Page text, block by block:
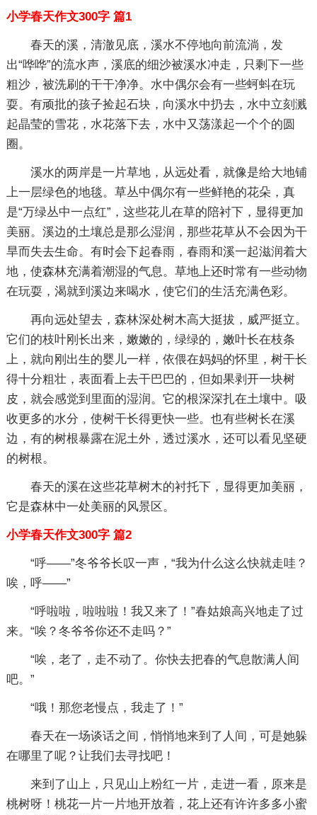
小学春天作文300字 篇1
春天的溪，清澈见底，溪水不停地向前流淌，发
出“哗哗”的流水声，溪底的细沙被溪水冲走，只剩下一些
粗沙，被洗刷的干干净净。水中偶尔会有一些蚵蚪在玩
耍。有顽批的孩子捡起石块，向溪水中扔去，水中立刻溅
起晶莹的雪花，水花落下去，水中又荡漾起一个个的圆
圈。
溪水的两岸是一片草地，从远处看，就像是给大地铺
上一层绿色的地毯。草丛中偶尔有一些鲜艳的花朵，真
是“万绿丛中一点红”，这些花儿在草的陪衬下，显得更加
美丽。溪边的土壤总是那么湿润，那些花草从不会因为干
旱而失去生命。有时会下起春雨，春雨和溪一起滋润着大
地，使森林充满着潮湿的气息。草地上还时常有一些动物
在玩耍，渴就到溪边来喝水，使它们的生活充满色彩。
再向远处望去，森林深处树木高大挺拔，威严挺立。
它们的枝叶刚长出来，嫩嫩的，绿绿的，嫩叶长在枝条
上，就向刚出生的婴儿一样，依偎在妈妈的怀里，树干长
得十分粗壮，表面看上去干巴巴的，但如果剥开一块树
皮，就会感觉到里面的湿润。它的根深深扎在土壤中。吸
收更多的水分，使树干长得更快一些。也有些树长在溪
边，有的树根暴露在泥土外，透过溪水，还可以看见坚硬
的树根。
春天的溪在这些花草树木的衬托下，显得更加美丽，
它是森林中一处美丽的风景区。
小学春天作文300字 篇2
“呼——”冬爷爷长叹一声，“我为什么这么快就走哇？
唉，呼——”
“呼啦啦，啦啦啦！我又来了！”春姑娘高兴地走了过
来。“唉？冬爷爷你还不走吗？”
“唉，老了，走不动了。你快去把春的气息散满人间
吧。”
“哦！那您老慢点，我走了！”
春天在一场谈话之间，悄悄地来到了人间，可是她躲
在哪里了呢？让我们去寻找吧！
来到了山上，只见山上粉红一片，走进一看，原来是
桃树呀！桃花一片一片地开放着，花上还有许许多多小蜜